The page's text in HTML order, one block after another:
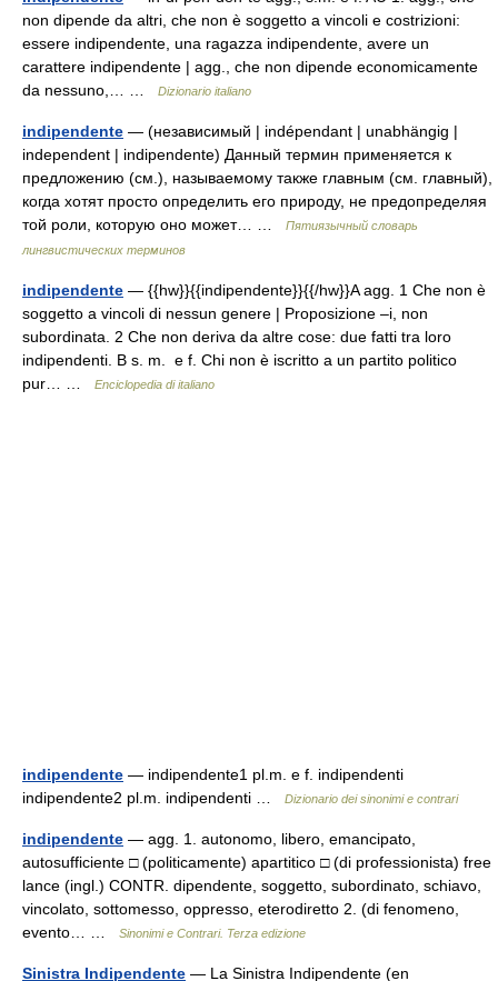
non dipende da altri, che non è soggetto a vincoli e costrizioni:
essere indipendente, una ragazza indipendente, avere un
carattere indipendente | agg., che non dipende economicamente
da nessuno,… …
Dizionario italiano
indipendente — (независимый | indépendant | unabhängig |
independent | indipendente) Данный термин применяется к
предложению (см.), называемому также главным (см. главный),
когда хотят просто определить его природу, не предопределяя
той роли, которую оно может… …
Пятиязычный словарь
лингвистических терминов
indipendente — {{hw}}{{indipendente}}{{/hw}}A agg. 1 Che non è
soggetto a vincoli di nessun genere | Proposizione –i, non
subordinata. 2 Che non deriva da altre cose: due fatti tra loro
indipendenti. B s. m. e f. Chi non è iscritto a un partito politico
pur… …
Enciclopedia di italiano
indipendente — indipendente1 pl.m. e f. indipendenti
indipendente2 pl.m. indipendenti …
Dizionario dei sinonimi e contrari
indipendente — agg. 1. autonomo, libero, emancipato,
autosufficiente □ (politicamente) apartitico □ (di professionista) free
lance (ingl.) CONTR. dipendente, soggetto, subordinato, schiavo,
vincolato, sottomesso, oppresso, eterodiretto 2. (di fenomeno,
evento… …
Sinonimi e Contrari. Terza edizione
Sinistra Indipendente — La Sinistra Indipendente (en